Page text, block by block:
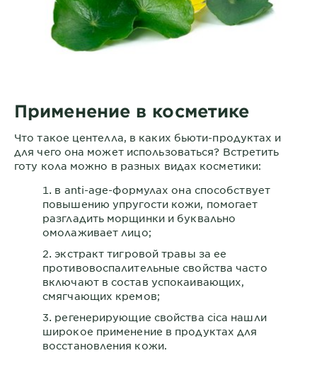
Применение в косметике
Что такое центелла, в каких бьюти-продуктах и
для чего она может использоваться? Встретить
готу кола можно в разных видах косметики:
в anti-age-формулах она способствует
повышению упругости кожи, помогает
разгладить морщинки и буквально
омолаживает лицо;
экстракт тигровой травы за ее
противовоспалительные свойства часто
включают в состав успокаивающих,
смягчающих кремов;
регенерирующие свойства cica нашли
широкое применение в продуктах для
восстановления кожи.